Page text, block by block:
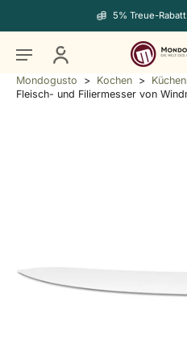
5% Treue-
Mondogusto > Kochen >
Fleisch- und Filiermesser von